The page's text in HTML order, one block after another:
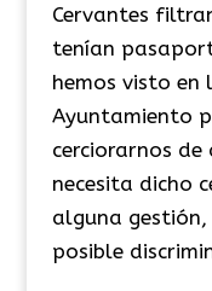
Cervantes
tenían
hemos visto
Ayuntamiento
cerciorarnos de
necesita dicho
alguna
posible